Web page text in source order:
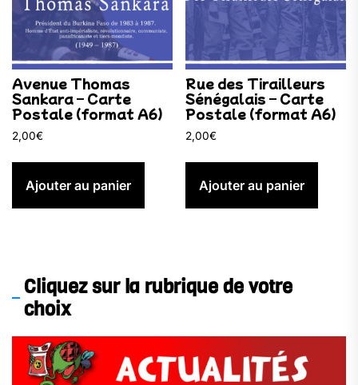
Avenue Thomas
Sankara – Carte
Postale (format A6)
2,00€
Ajouter au panier
Rue des Tirailleurs
Sénégalais – Carte
Postale (format A6)
2,00€
Ajouter au panier
Cliquez sur la rubrique de votre
choix